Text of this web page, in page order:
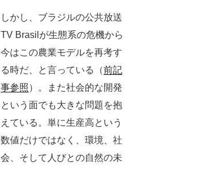
しかし、ブラジルの公共放送
TV Brasilが生態系の危機から
今はこの農業モデルを再考す
る時だ、と言っている（前記
事参照）。また社会的な開発
という面でも大きな問題を抱
えている。単に生産高という
数値だけではなく、環境、社
会、そして人びとの自然の未